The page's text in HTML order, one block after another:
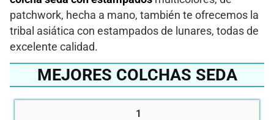
patchwork, hecha a mano, también te ofrecemos la
tribal asiática con estampados de lunares, todas de
excelente calidad.
MEJORES COLCHAS SEDA
1